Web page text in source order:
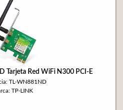
Tarjeta Red WiFi N300 PCI-E
TL-WN881ND
TP-LINK